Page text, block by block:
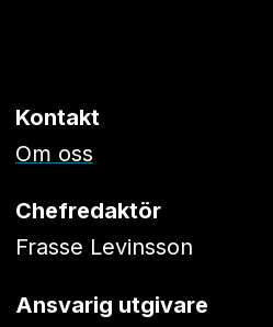
Kontakt
Om oss
Chefredaktör
Frasse Levinsson
Ansvarig utgivare